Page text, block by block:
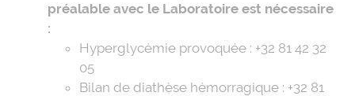
préalable avec le Laboratoire est nécessaire
:
Hyperglycémie provoquée : +32 81 42 32
05
Bilan de diathèse hémorragique : +32 81